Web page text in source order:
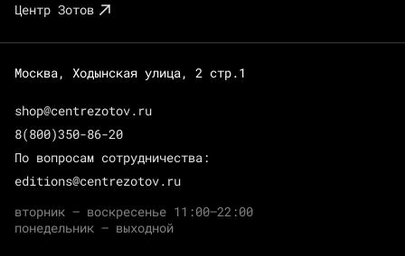
Центр Зотов
Москва, Ходынская улица, 2 стр.1
shop@centrezotov.ru
8(800)350-86-20
По вопросам сотрудничества:
editions@centrezotov.ru
вторник — воскресенье 11:00–22:00
понедельник — выходной